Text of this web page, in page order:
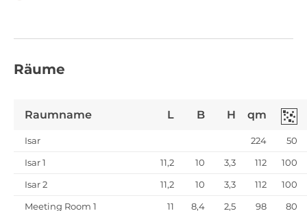
Räume
Raumname L B H qm
Isar 224
50
Isar 1
11,2 10 3,3 112
100
Isar 2
11,2 10 3,3 112
100
Meeting Room 1
11 8,4 2,5 98
80